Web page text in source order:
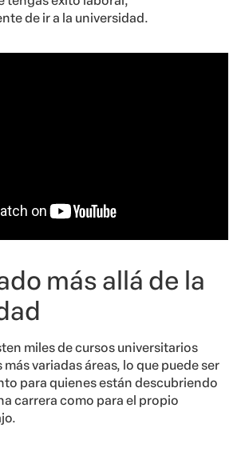
de ir a la universidad.
más allá de la
miles de cursos universitarios
variadas áreas, lo que puede ser
para quienes están descubriendo
carrera como para el propio